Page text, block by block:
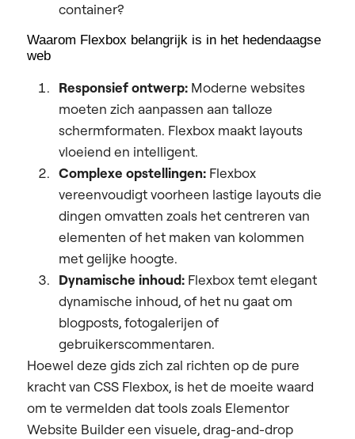
container?
Waarom Flexbox belangrijk is in het hedendaagse
web
Responsief ontwerp: Moderne websites
moeten zich aanpassen aan talloze
schermformaten. Flexbox maakt layouts
vloeiend en intelligent.
Complexe opstellingen: Flexbox
vereenvoudigt voorheen lastige layouts die
dingen omvatten zoals het centreren van
elementen of het maken van kolommen
met gelijke hoogte.
Dynamische inhoud: Flexbox temt elegant
dynamische inhoud, of het nu gaat om
blogposts, fotogalerijen of
gebruikerscommentaren.
Hoewel deze gids zich zal richten op de pure
kracht van CSS Flexbox, is het de moeite waard
om te vermelden dat tools zoals Elementor
Website Builder een visuele, drag-and-drop